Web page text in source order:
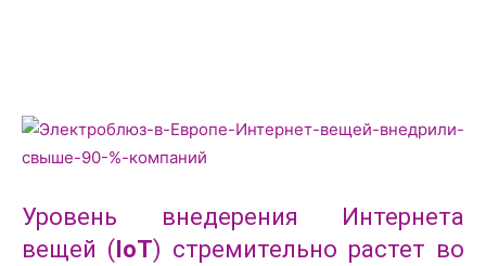
Уровень внедерения Интернета
вещей (IoT) стремительно растет во